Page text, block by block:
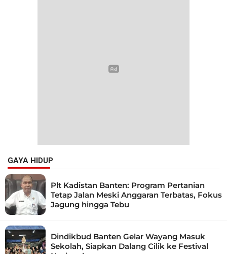
GAYA HIDUP
Plt Kadistan Banten: Program Pertanian
Tetap Jalan Meski Anggaran Terbatas, Fokus
Jagung hingga Tebu
Dindikbud Banten Gelar Wayang Masuk
Sekolah, Siapkan Dalang Cilik ke Festival